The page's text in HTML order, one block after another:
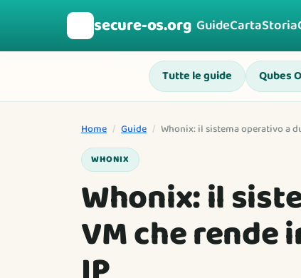
secure-os.org GuideCartaStoria
Tutte le guide Qubes
Home / Guide / Whonix: il sistema operativo a
WHONIX
Whonix: il
VM che rende